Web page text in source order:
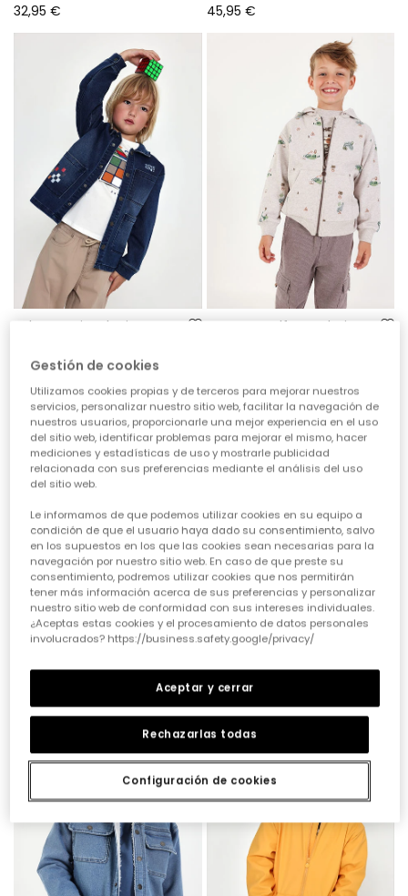
32,95 €
45,95 €
59,95 €
Gestión de cookies
Utilizamos cookies propias y de terceros para mejorar nuestros
servicios, personalizar nuestro sitio web, facilitar la navegación de
nuestros usuarios, proporcionarle una mejor experiencia en el uso
del sitio web, identificar problemas para mejorar el mismo, hacer
mediciones y estadísticas de uso y mostrarle publicidad
relacionada con sus preferencias mediante el análisis del uso
del sitio web.
Le informamos de que podemos utilizar cookies en su equipo a
condición de que el usuario haya dado su consentimiento, salvo
en los supuestos en los que las cookies sean necesarias para la
navegación por nuestro sitio web. En caso de que preste su
consentimiento, podremos utilizar cookies que nos permitirán
tener más información acerca de sus preferencias y personalizar
nuestro sitio web de conformidad con sus intereses individuales.
¿Aceptas estas cookies y el procesamiento de datos personales
involucrados? https://business.safety.google/privacy/
Configuración de cookies
Rechazarlas todas
Aceptar y cerrar